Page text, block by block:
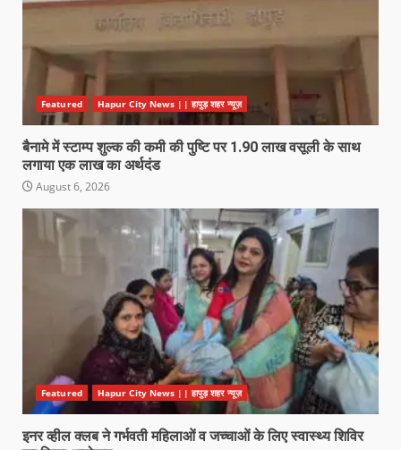
Featured Hapur City News || हापुड़ शहर न्यूज़
बैनामे में स्टाम्प शुल्क की कमी की पुष्टि पर 1.90 लाख वसूली के साथ
लगाया एक लाख का अर्थदंड
August 6, 2026
Featured Hapur City News || हापुड़ शहर न्यूज़
इनर व्हील क्लब ने गर्भवती महिलाओं व जच्चाओं के लिए स्वास्थ्य शिविर